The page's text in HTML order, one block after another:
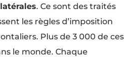
. Ce sont des traités
les règles d’imposition
Plus de 3 000 de ces
le monde. Chaque